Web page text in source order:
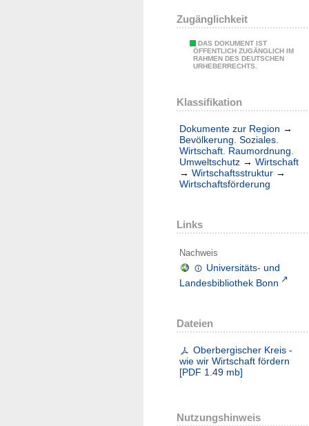
Zugänglichkeit
DAS DOKUMENT IST
ÖFFENTLICH ZUGÄNGLICH IM
RAHMEN DES DEUTSCHEN
URHEBERRECHTS.
Klassifikation
Dokumente zur Region →
Bevölkerung. Soziales.
Wirtschaft. Raumordnung.
Umweltschutz → Wirtschaft
→ Wirtschaftsstruktur →
Wirtschaftsförderung
Links
Nachweis
Universitäts- und
Landesbibliothek Bonn
Dateien
Oberbergischer Kreis -
wie wir Wirtschaft fördern
[PDF 1.49 mb]
Nutzungshinweis